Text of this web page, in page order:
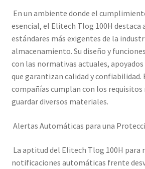
En un ambiente donde el
esencial, el Elitech Tlog 100H destaca
estándares más exigentes de la
almacenamiento. Su diseño y
con las normativas actuales,
que garantizan calidad y confiabilidad.
compañías cumplan con los
guardar diversos materiales.
Alertas Automáticas para una
La aptitud del Elitech Tlog 100H para
notificaciones automáticas frente